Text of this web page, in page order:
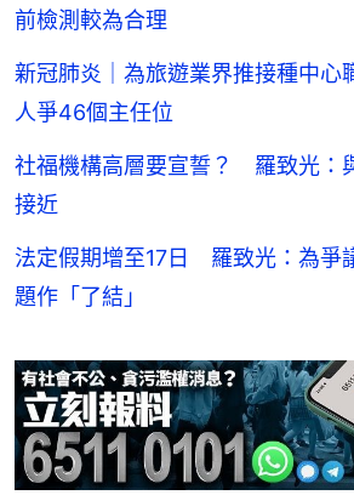
前檢測較為合理
新冠肺炎｜為旅遊業界推接種中
人爭46個主任位
社福機構高層要宣誓？ 羅致光：
接近
法定假期增至17日 羅致光：為爭
題作「了結」